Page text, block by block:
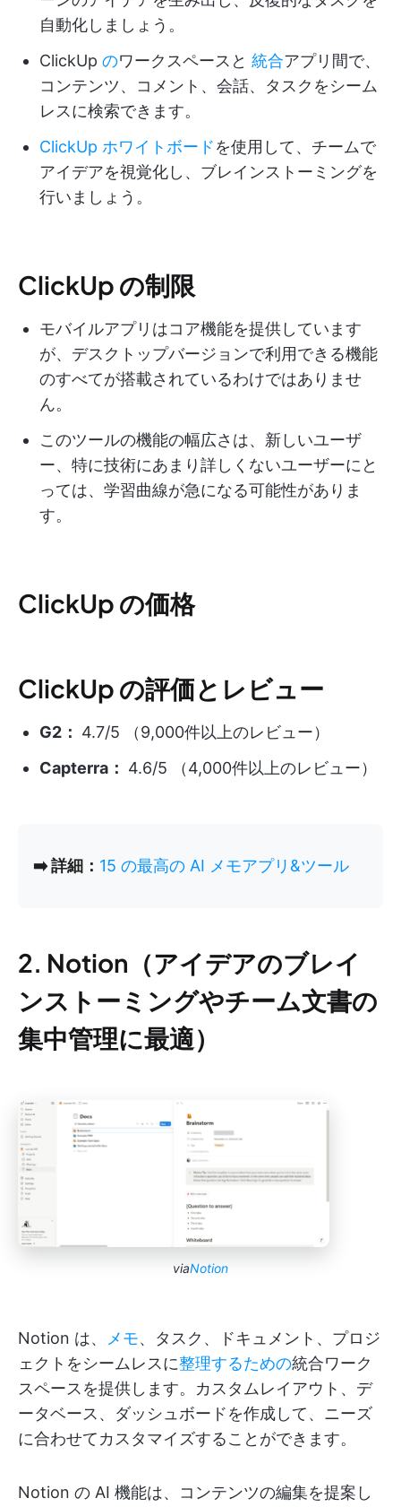
自動化しましょう。
ClickUp のワークスペースと 統合アプリ間で、
コンテンツ、コメント、会話、タスクをシーム
レスに検索できます。
ClickUp ホワイトボードを使用して、チームで
アイデアを視覚化し、ブレインストーミングを
行いましょう。
ClickUp の制限
モバイルアプリはコア機能を提供しています
が、デスクトップバージョンで利用できる機能
のすべてが搭載されているわけではありませ
ん。
このツールの機能の幅広さは、新しいユーザ
ー、特に技術にあまり詳しくないユーザーにと
っては、学習曲線が急になる可能性がありま
す。
ClickUp の価格
ClickUp の評価とレビュー
G2： 4.7/5 （9,000件以上のレビュー）
Capterra： 4.6/5 （4,000件以上のレビュー）
➡️ 詳細： 15 の最高の AI メモアプリ&ツール
2. Notion（アイデアのブレイ
ンストーミングやチーム文書の
集中管理に最適）
viaNotion
Notion は、 メモ、タスク、ドキュメント、プロジ
ェクトをシームレスに整理するための統合ワーク
スペースを提供します。カスタムレイアウト、デ
ータベース、ダッシュボードを作成して、ニーズ
に合わせてカスタマイズすることができます。
Notion の AI 機能は、コンテンツの編集を提案し